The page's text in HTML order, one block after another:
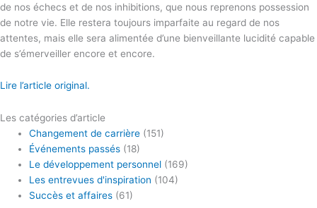
de nos échecs et de nos inhibitions, que nous reprenons possession
de notre vie. Elle restera toujours imparfaite au regard de nos
attentes, mais elle sera alimentée d’une bienveillante lucidité capable
de s’émerveiller encore et encore.
Lire l’article original.
Les catégories d’article
Changement de carrière (151)
Événements passés (18)
Le développement personnel (169)
Les entrevues d'inspiration (104)
Succès et affaires (61)